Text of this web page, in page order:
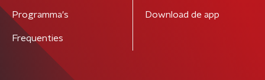
Programma's
Frequenties
Download de app